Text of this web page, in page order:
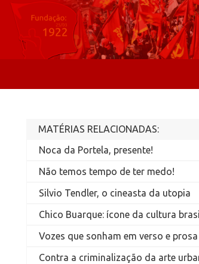
MATÉRIAS RELACIONADAS:
Noca da Portela, presente!
Não temos tempo de ter medo!
Silvio Tendler, o cineasta da utopia
Chico Buarque: ícone da cultura
Vozes que sonham em verso e prosa
Contra a criminalização da arte